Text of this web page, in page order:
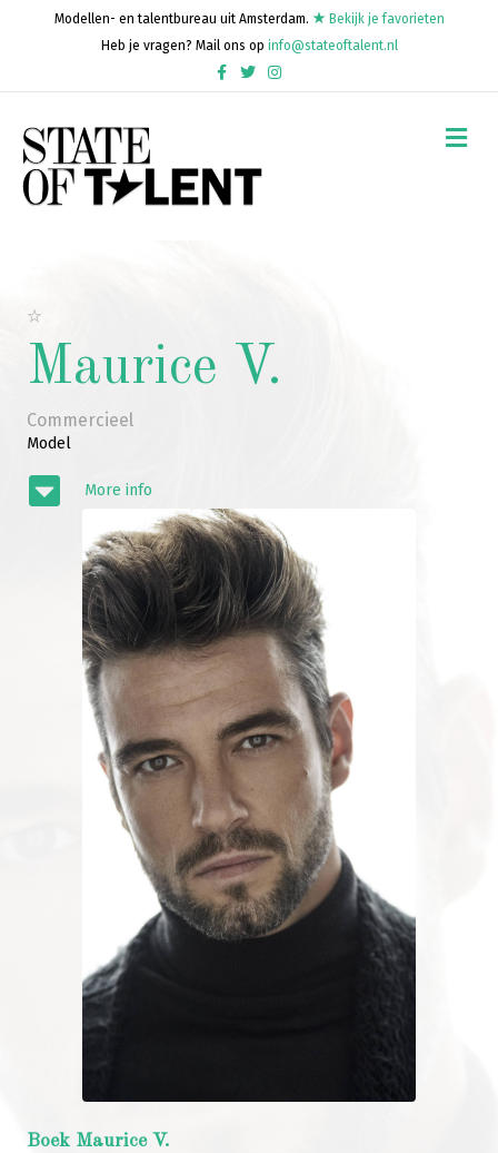
Modellen- en talentbureau uit Amsterdam.
Bekijk je favorieten
Heb je vragen? Mail ons op info@stateoftalent.nl
FacebookTwitterInstagram
Maurice V.
Commercieel
Model
More info
Boek Maurice V.